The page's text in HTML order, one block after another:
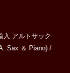
入 アルトサック
Sax ＆ Piano) /